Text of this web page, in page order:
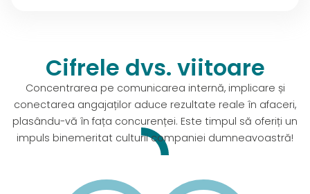
Cifrele dvs. viitoare
Concentrarea pe comunicarea internă, implicare și
conectarea angajaților aduce rezultate reale în afaceri,
plasându-vă în fața concurenței. Este timpul să oferiți un
impuls binemeritat culturii companiei dumneavoastră!